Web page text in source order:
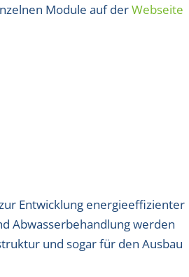
Module auf derWebseite
Entwicklung energieeffizienter
Abwasserbehandlung werden
und sogar für den Ausbau